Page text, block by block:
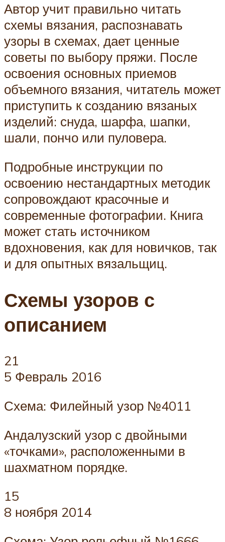
Автор учит правильно читать
схемы вязания, распознавать
узоры в схемах, дает ценные
советы по выбору пряжи. После
освоения основных приемов
объемного вязания, читатель может
приступить к созданию вязаных
изделий: снуда, шарфа, шапки,
шали, пончо или пуловера.
Подробные инструкции по
освоению нестандартных методик
сопровождают красочные и
современные фотографии. Книга
может стать источником
вдохновения, как для новичков, так
и для опытных вязальщиц.
Схемы узоров с
описанием
21
5 Февраль 2016
Схема: Филейный узор №4011
Андалузский узор с двойными
«точками», расположенными в
шахматном порядке.
15
8 ноября 2014